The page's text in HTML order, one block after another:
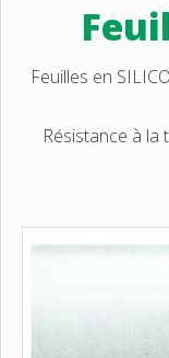
Feuilles en
Résistance à la